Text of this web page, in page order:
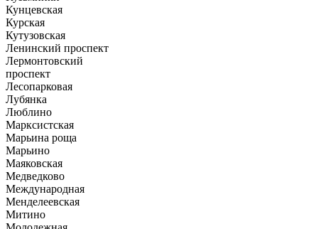
Кунцевская
Курская
Кутузовская
Ленинский проспект
Лермонтовский
проспект
Лесопарковая
Лубянка
Люблино
Марксистская
Марьина роща
Марьино
Маяковская
Медведково
Международная
Менделеевская
Митино